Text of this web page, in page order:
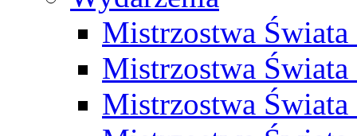
Mistrzostwa
Mistrzostwa
Mistrzostwa